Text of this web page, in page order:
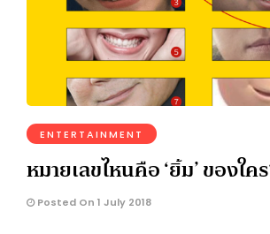
ENTERTAINMENT
หมายเลขไหนคือ ‘ยิ้ม’ ของใค
Posted On 1 July 2018